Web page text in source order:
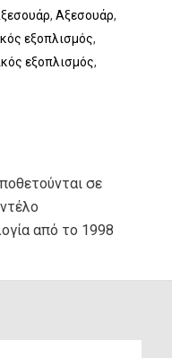
, Αξεσουάρ,
εξοπλισμός,
εξοπλισμός,
σε
από το 1998